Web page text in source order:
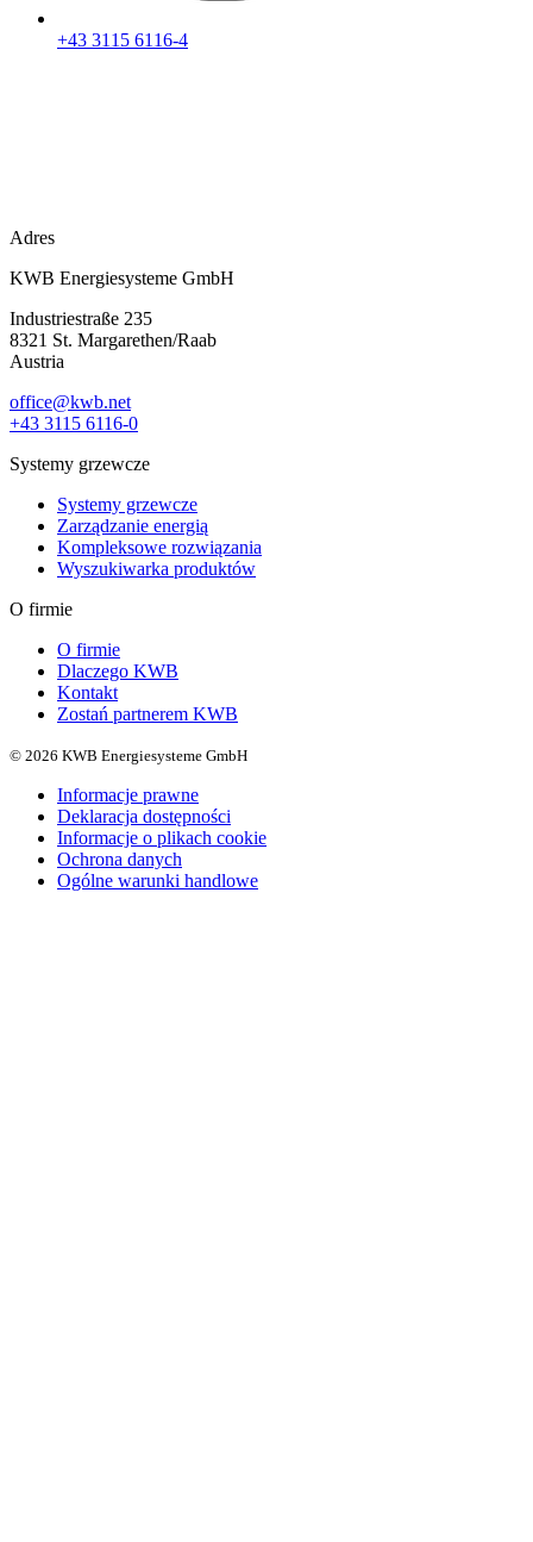
+43 3115 6116-4
Adres
KWB Energiesysteme GmbH
Industriestraße 235
8321 St. Margarethen/Raab
Austria
office@kwb.net
+43 3115 6116-0
Systemy grzewcze
Systemy grzewcze
Zarządzanie energią
Kompleksowe rozwiązania
Wyszukiwarka produktów
O firmie
O firmie
Dlaczego KWB
Kontakt
Zostań partnerem KWB
© 2026 KWB Energiesysteme GmbH
Informacje prawne
Deklaracja dostępności
Informacje o plikach cookie
Ochrona danych
Ogólne warunki handlowe